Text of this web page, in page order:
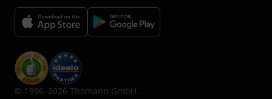
© 1996–2026 Thomann GmbH.